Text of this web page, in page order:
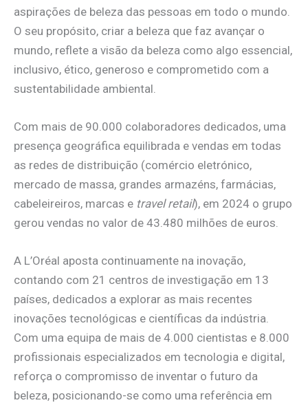
aspirações de beleza das pessoas em todo o mundo.
O seu propósito, criar a beleza que faz avançar o
mundo, reflete a visão da beleza como algo essencial,
inclusivo, ético, generoso e comprometido com a
sustentabilidade ambiental.
Com mais de 90.000 colaboradores dedicados, uma
presença geográfica equilibrada e vendas em todas
as redes de distribuição (comércio eletrónico,
mercado de massa, grandes armazéns, farmácias,
cabeleireiros, marcas e travel retail), em 2024 o grupo
gerou vendas no valor de 43.480 milhões de euros.
A L’Oréal aposta continuamente na inovação,
contando com 21 centros de investigação em 13
países, dedicados a explorar as mais recentes
inovações tecnológicas e científicas da indústria.
Com uma equipa de mais de 4.000 cientistas e 8.000
profissionais especializados em tecnologia e digital,
reforça o compromisso de inventar o futuro da
beleza, posicionando-se como uma referência em